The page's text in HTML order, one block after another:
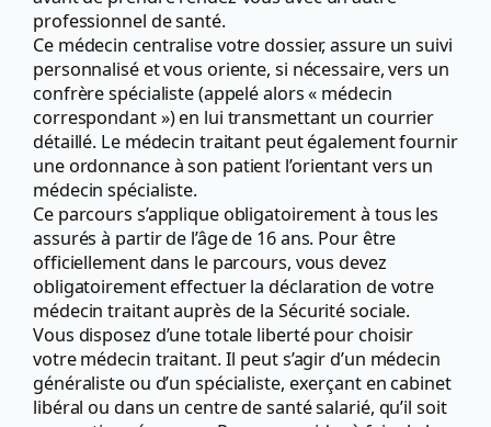
professionnel de santé.
Ce médecin centralise votre dossier, assure un suivi
personnalisé et vous oriente, si nécessaire, vers un
confrère spécialiste (appelé alors « médecin
correspondant ») en lui transmettant un courrier
détaillé. Le médecin traitant peut également fournir
une ordonnance à son patient l’orientant vers un
médecin spécialiste.
Ce parcours s’applique obligatoirement à tous les
assurés à partir de l’âge de 16 ans. Pour être
officiellement dans le parcours, vous devez
obligatoirement effectuer la déclaration de votre
médecin traitant auprès de la Sécurité sociale.
Vous disposez d’une totale liberté pour choisir
votre médecin traitant. Il peut s’agir d’un médecin
généraliste ou d’un spécialiste, exerçant en cabinet
libéral ou dans un centre de santé salarié, qu’il soit